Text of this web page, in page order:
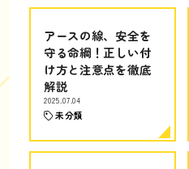
アースの線、安全を
守る命綱！正しい付
け方と注意点を徹底
解説
2025.07.04
未分類